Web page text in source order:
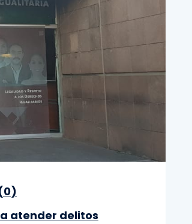
0)
atender delitos